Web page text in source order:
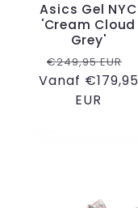
Asics Gel NYC
'Cream Cloud
Grey'
Normale
prijs
€249,95 EUR
Vanaf €179,95
EUR